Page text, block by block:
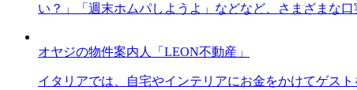
い？」「週末ホムパしようよ」などなど、さまざまな
オヤジの物件案内人「LEON不動産」
イタリアでは、自宅やインテリアにお金をかけてゲス